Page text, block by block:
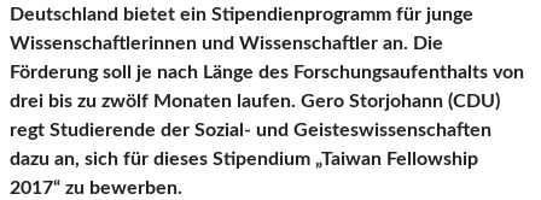
Deutschland bietet ein Stipendienprogramm für junge
Wissenschaftlerinnen und Wissenschaftler an. Die
Förderung soll je nach Länge des Forschungsaufenthalts von
drei bis zu zwölf Monaten laufen. Gero Storjohann (CDU)
regt Studierende der Sozial- und Geisteswissenschaften
dazu an, sich für dieses Stipendium „Taiwan Fellowship
2017“ zu bewerben.